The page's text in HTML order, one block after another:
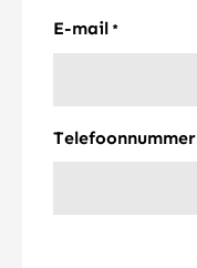
E-mail *
Telefoonnummer